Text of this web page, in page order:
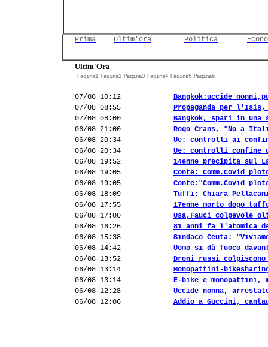
Prima Ultim'ora Politica
Ultim'Ora
Pagina1 Pagina2 Pagina3 Pagina4 Pagina5 Pagina6
07/08 10:12
Bangkok:uccide
07/08 08:55
Propaganda per l'Isis,
07/08 08:00
Bangkok, spari in
06/08 21:00
Rogo Crans, "No a
06/08 20:34
Ue: controlli ai
06/08 20:34
Ue: controlli confine
06/08 19:52
14enne precipita sul
06/08 19:05
Conte: Comm.Covid
06/08 19:05
Conte:"Comm.Covid
06/08 18:09
Tuffi: Chiara
06/08 17:55
17enne morto dopo
06/08 17:00
Usa,Fauci colpevole
06/08 16:26
81 anni fa l'atomica
06/08 15:38
Sindaco Ceuta:
06/08 14:42
Uomo si dà fuoco
06/08 13:52
Droni russi colpiscono
06/08 13:14
Monopattini-
06/08 13:14
E-bike e monopattini,
06/08 12:28
Uccide nonna,
06/08 12:06
Addio a Guccini,